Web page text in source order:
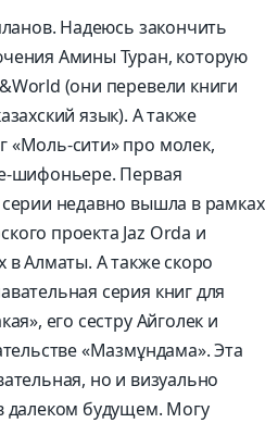
Надеюсь закончить
Амины Туран, которую
(они перевели книги
язык). А также
«Моль-сити» про молек,
шифоньере. Первая
недавно вышла в рамках
проекта Jaz Orda и
в Алматы. А также скоро
серия книг для
его сестру Айголек и
«Мазмұндама». Эта
но и визуально
далеком будущем. Могу